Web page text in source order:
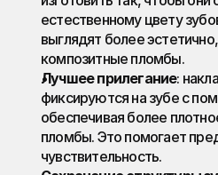
естественному цвету
выглядят более
композитные пломбы.
Лучшее прилегание:
фиксируются на зубе с
обеспечивая более
пломбы. Это помогает
чувствительность.